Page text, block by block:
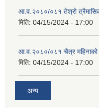
आ.व.२०८०/०८१ तेश्रो
मिति: 04/15/2024 - 17:00
आ.व.२०८०/०८१ चैत्र
मिति: 04/15/2024 - 17:00
अन्य